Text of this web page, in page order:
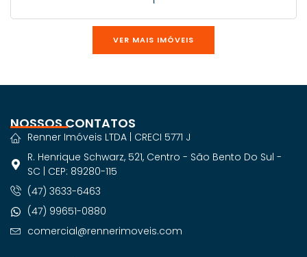
VER MAIS IMÓVEIS
NOSSOS CONTATOS
Renner Imóveis LTDA | CRECI 5771 J
R. Henrique Schwarz, 521, Centro - São Bento Do Sul -
SC | CEP: 89280-115
(47) 3633-6463
(47) 99651-0880
comercial@rennerimoveis.com